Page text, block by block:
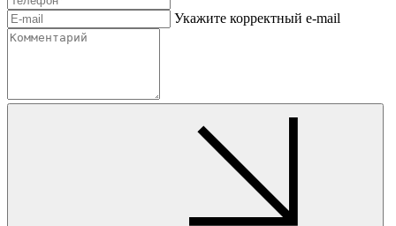
Укажите корректный e-mail